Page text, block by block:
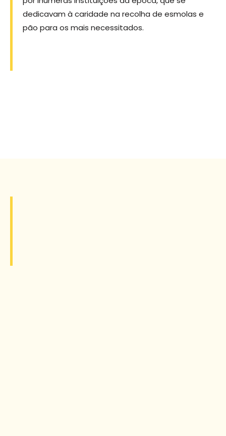
dedicavam à caridade na recolha de esmolas e
pão para os mais necessitados.